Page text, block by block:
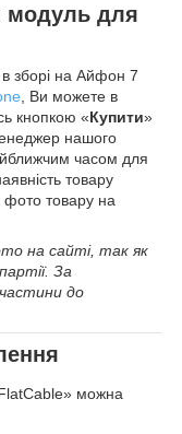
модуль для
в зборі на Айфон 7
, Ви можете в
кнопкою «Купити»
нашого
часом для
товару
фото товару на
на сайті, так як
За
до
можна